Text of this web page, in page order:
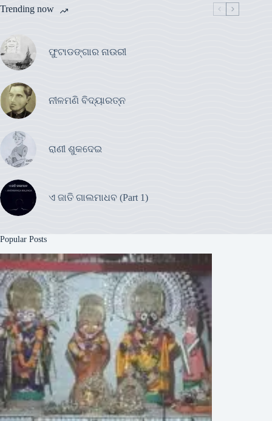
Trending now
ଫୁଟାଡଙ୍ଗାର ନାଉରୀ
ନୀଳମଣି ବିଦ୍ୟାରତ୍ନ
ରାଣୀ ଶୁକଦେଇ
ଏ ଜାତି ଗାଲମାଧବ (Part 1)
Popular Posts